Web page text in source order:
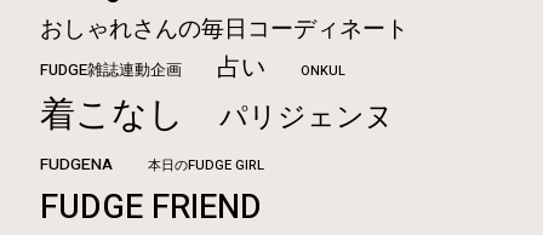
おしゃれさんの毎日コーディネート
FUDGE雑誌連動企画 占い ONKUL
着こなし パリジェンヌ
FUDGENA 本日のFUDGE GIRL
FUDGE FRIEND